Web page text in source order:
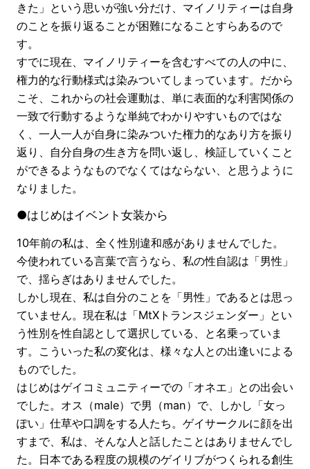
きた」という思いが強い分だけ、マイノリティーは自身
のことを振り返ることが困難になることすらあるので
す。
すでに現在、マイノリティーを含むすべての人の中に、
権力的な行動様式は染みついてしまっています。だから
こそ、これからの社会運動は、単に表面的な利害関係の
一致で行動するような単純でわかりやすいものではな
く、一人一人が自身に染みついた権力的なあり方を振り
返り、自分自身の生き方を問い返し、検証していくこと
ができるようなものでなくてはならない、と思うように
なりました。
●はじめはイベント女装から
10年前の私は、全く性別違和感がありませんでした。
今使われている言葉で言うなら、私の性自認は「男性」
で、揺らぎはありませんでした。
しかし現在、私は自分のことを「男性」であるとは思っ
ていません。現在私は「MtXトランスジェンダー」とい
う性別を性自認として選択している、と名乗っていま
す。こういった私の変化は、様々な人との出逢いによる
ものでした。
はじめはゲイコミュニティーでの「オネエ」との出会い
でした。オス（male）で男（man）で、しかし「女っ
ぽい」仕草や口調をする人たち。ゲイサークルに顔を出
すまで、私は、そんな人と話したことはありませんでし
た。日本である程度の規模のゲイリブがつくられる創生